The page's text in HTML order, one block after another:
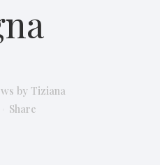
by Tiziana
Share